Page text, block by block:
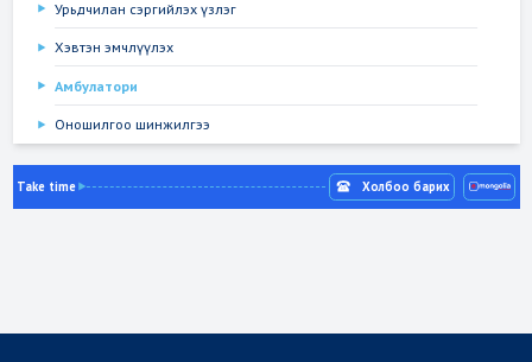
Урьдчилан сэргийлэх үзлэг
Хэвтэн эмчлүүлэх
Амбулатори
Оношилгоо шинжилгээ
Take time Холбоо барих